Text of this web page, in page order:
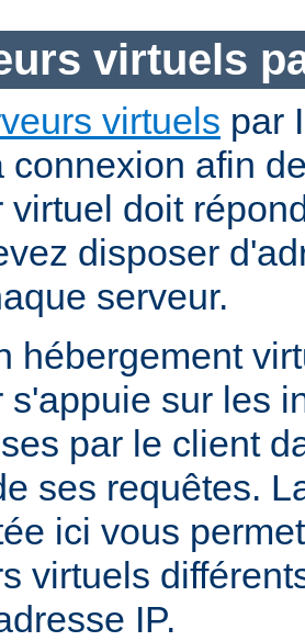
virtuels
virtuels par
connexion afin
virtuel doit
disposer
serveur.
hébergement
s'appuie sur les
par le client
ses requêtes.
ici vous
virtuels
IP.